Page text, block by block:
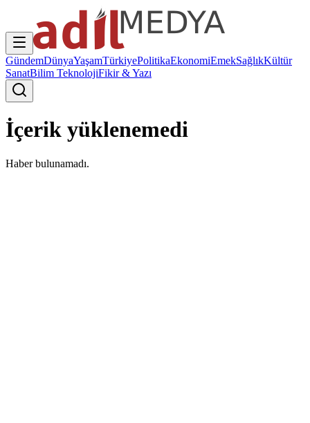
GündemDünyaYaşamTürkiyePolitikaEkonomiEmekSağlıkKültür
SanatBilim TeknolojiFikir & Yazı
İçerik yüklenemedi
Haber bulunamadı.